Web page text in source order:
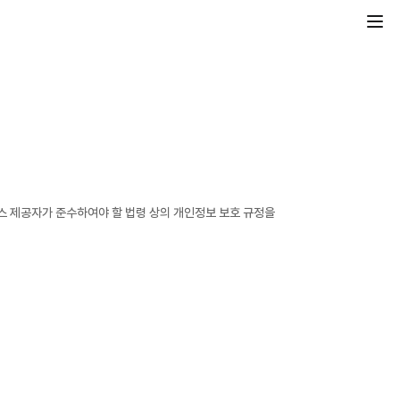
공자가 준수하여야 할 법령 상의 개인정보 보호 규정을